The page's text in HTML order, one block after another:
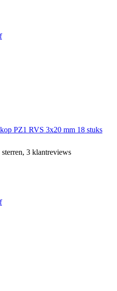
PZ1 RVS 3x20 mm 18 stuks
3 klantreviews